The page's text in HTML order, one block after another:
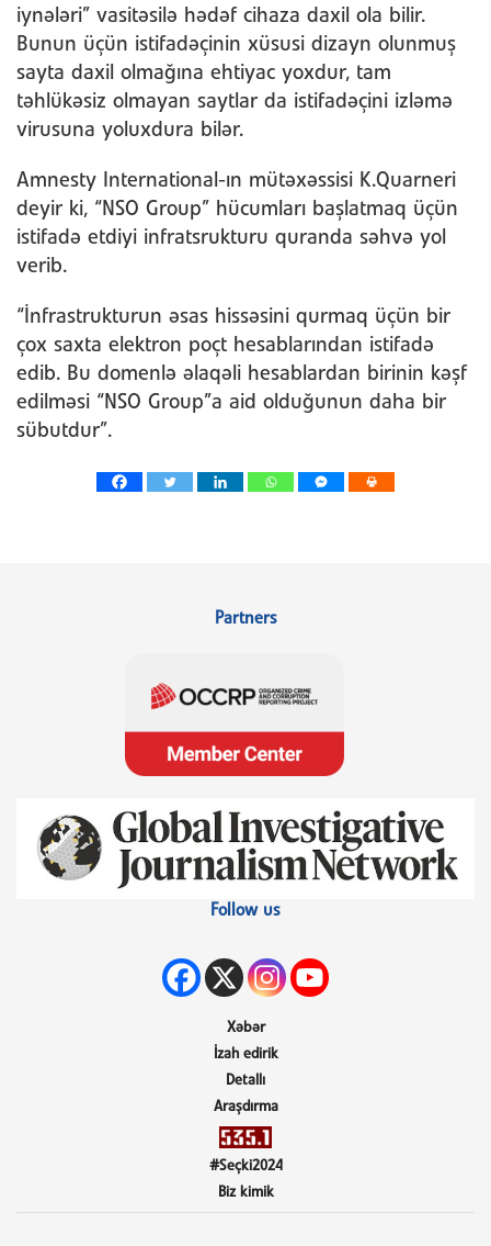
iynələri” vasitəsilə hədəf cihaza daxil ola bilir.
Bunun üçün istifadəçinin xüsusi dizayn olunmuş
sayta daxil olmağına ehtiyac yoxdur, tam
təhlükəsiz olmayan saytlar da istifadəçini izləmə
virusuna yoluxdura bilər.
Amnesty International-ın mütəxəssisi K.Quarneri
deyir ki, “NSO Group” hücumları başlatmaq üçün
istifadə etdiyi infratsrukturu quranda səhvə yol
verib.
“İnfrastrukturun əsas hissəsini qurmaq üçün bir
çox saxta elektron poçt hesablarından istifadə
edib. Bu domenlə əlaqəli hesablardan birinin kəşf
edilməsi “NSO Group”a aid olduğunun daha bir
sübutdur”.
Partners
Follow us
Xəbər
İzah edirik
Detallı
Araşdırma
#Seçki2024
Biz kimik